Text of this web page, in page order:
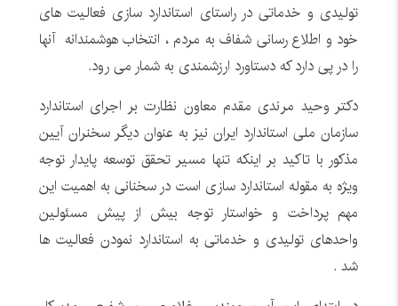
تولیدی و خدماتی در راستای استاندارد سازی فعالیت های
خود و اطلاع رسانی شفاف به مردم ، انتخاب هوشمندانه آنها
را در پی دارد که دستاورد ارزشمندی به شمار می رود.
دکتر وحید مرندی مقدم معاون نظارت بر اجرای استاندارد
سازمان ملی استاندارد ایران نیز به عنوان دیگر سخنران آیین
مذکور با تاکید بر اینکه تنها مسیر تحقق توسعه پایدار توجه
ویژه به مقوله استاندارد سازی است در سخنانی به اهمیت این
مهم پرداخت و خواستار توجه بیش از پیش مسئولین
واحدهای تولیدی و خدماتی به استاندارد نمودن فعالیت ها
شد .